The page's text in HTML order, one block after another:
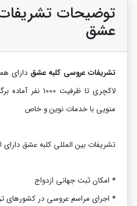
توضیحات
عشق
تشریفات عروسی کلبه عشق دارای
لاکچری تا ظرفیت
منویی با خدمات نوین و خاص
تشریفات بین المللی کلبه عشق دارای
* امکان ثبت جهانی ازدواج
* اجرای مراسم عروسی در کشورهای